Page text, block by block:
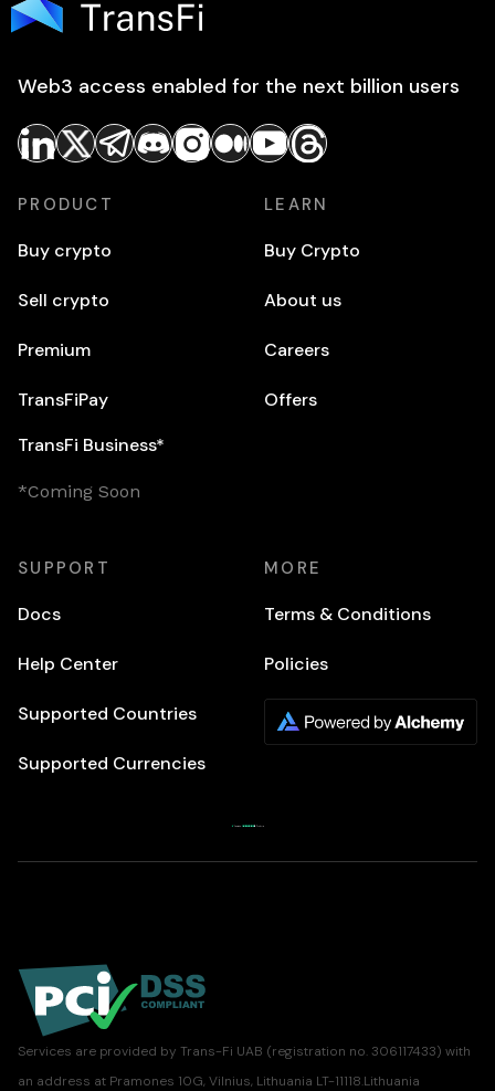
Web3 access enabled for the next billion users
PRODUCT
Buy crypto
Sell crypto
Premium
TransFiPay
TransFi Business*
*Coming Soon
LEARN
Buy Crypto
About us
Careers
Offers
SUPPORT
Docs
Help Center
Supported Countries
Supported Currencies
MORE
Terms & Conditions
Policies
Services are provided by Trans-Fi UAB (registration no. 306117433) with
an address at Pramones 10G, Vilnius, Lithuania LT-11118.Lithuania